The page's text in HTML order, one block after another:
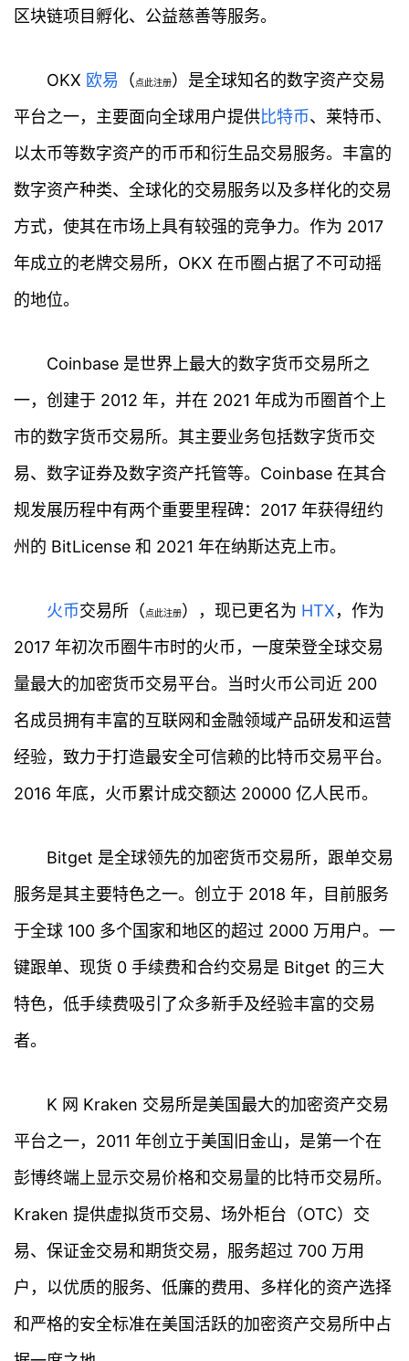
区块链项目孵化、公益慈善等服务。
OKX 欧易 （点此注册）是全球知名的数字资产交易
平台之一，主要面向全球用户提供比特币、莱特币、
以太币等数字资产的币币和衍生品交易服务。丰富的
数字资产种类、全球化的交易服务以及多样化的交易
方式，使其在市场上具有较强的竞争力。作为 2017
年成立的老牌交易所，OKX 在币圈占据了不可动摇
的地位。
Coinbase 是世界上最大的数字货币交易所之
一，创建于 2012 年，并在 2021 年成为币圈首个上
市的数字货币交易所。其主要业务包括数字货币交
易、数字证券及数字资产托管等。Coinbase 在其合
规发展历程中有两个重要里程碑：2017 年获得纽约
州的 BitLicense 和 2021 年在纳斯达克上市。
火币交易所（点此注册），现已更名为 HTX，作为
2017 年初次币圈牛市时的火币，一度荣登全球交易
量最大的加密货币交易平台。当时火币公司近 200
名成员拥有丰富的互联网和金融领域产品研发和运营
经验，致力于打造最安全可信赖的比特币交易平台。
2016 年底，火币累计成交额达 20000 亿人民币。
Bitget 是全球领先的加密货币交易所，跟单交易
服务是其主要特色之一。创立于 2018 年，目前服务
于全球 100 多个国家和地区的超过 2000 万用户。一
键跟单、现货 0 手续费和合约交易是 Bitget 的三大
特色，低手续费吸引了众多新手及经验丰富的交易
者。
K 网 Kraken 交易所是美国最大的加密资产交易
平台之一，2011 年创立于美国旧金山，是第一个在
彭博终端上显示交易价格和交易量的比特币交易所。
Kraken 提供虚拟货币交易、场外柜台（OTC）交
易、保证金交易和期货交易，服务超过 700 万用
户，以优质的服务、低廉的费用、多样化的资产选择
和严格的安全标准在美国活跃的加密资产交易所中占